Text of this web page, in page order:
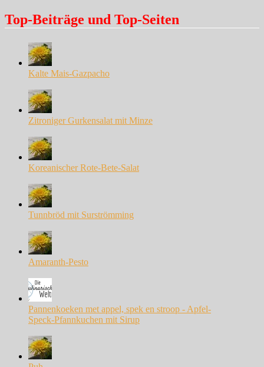
Top-Beiträge und Top-Seiten
Kalte Mais-Gazpacho
Zitroniger Gurkensalat mit Minze
Koreanischer Rote-Bete-Salat
Tunnbröd mit Surströmming
Amaranth-Pesto
Pannenkoeken met appel, spek en stroop - Apfel-
Speck-Pfannkuchen mit Sirup